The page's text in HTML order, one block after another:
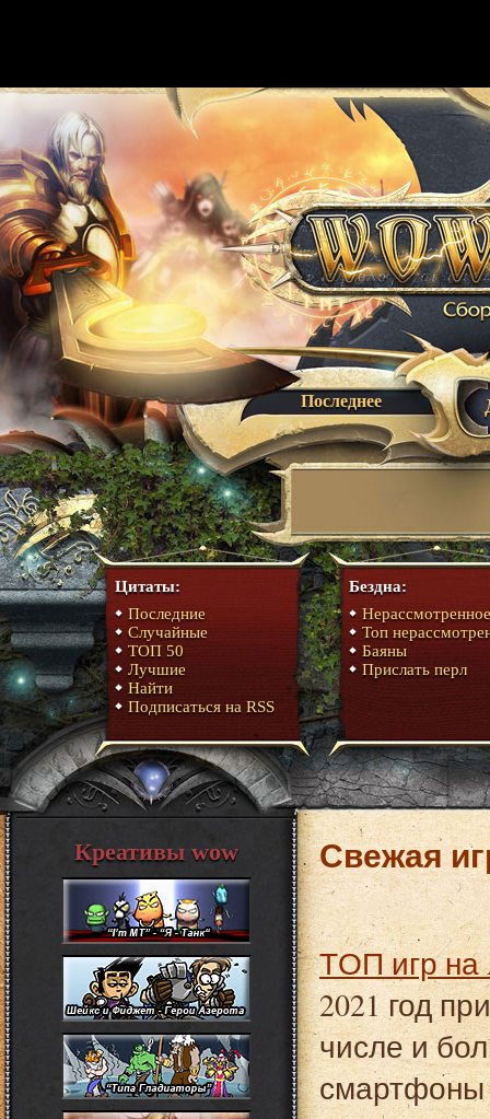
Последнее
Цитаты:
Последние
Случайные
ТОП 50
Лучшие
Найти
Подписаться на RSS
Бездна:
Нерассмотренное
Топ
Баяны
Прислать перл
Свежая
ТОП игр
2021 год
числе и
смартфоны
Креативы wow